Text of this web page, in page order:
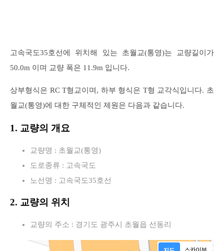
고속국도35호선에 위치해 있는 초월교(통영)는 교량길이가
50.0m 이며 교량 폭은 11.9m 입니다.
상부형식은 RC T형교이며, 하부 형식은 T형 교각식입니다. 초
월교(통영)에 대한 구체적인 제원은 다음과 같습니다.
1. 교량의 개요
교량명 : 초월교(통영)
도로종류 : 고속국도
노선명 : 고속국도35호선
2. 교량의 위치
교량의 주소 : 경기도 광주시 초월읍 선동리